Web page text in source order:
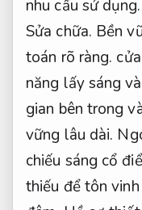
nhu cầu sử dụng.
Sửa chữa. Bền
toán rõ ràng.
năng lấy sáng
gian bên trong
vững lâu dài.
chiếu sáng cổ
thiếu để tôn